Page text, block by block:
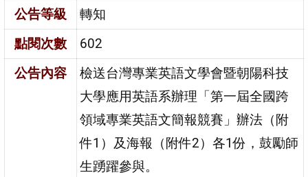
公告等級
轉知
點閱次數
602
公告內容
檢送台灣專業英語文學會暨朝陽科技
大學應用英語系辦理「第一屆全國跨
領域專業英語文簡報競賽」辦法（附
件1）及海報（附件2）各1份，鼓勵師
生踴躍參與。